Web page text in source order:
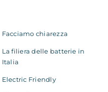
Facciamo chiarezza
La filiera delle batterie in
Italia
Electric Friendly